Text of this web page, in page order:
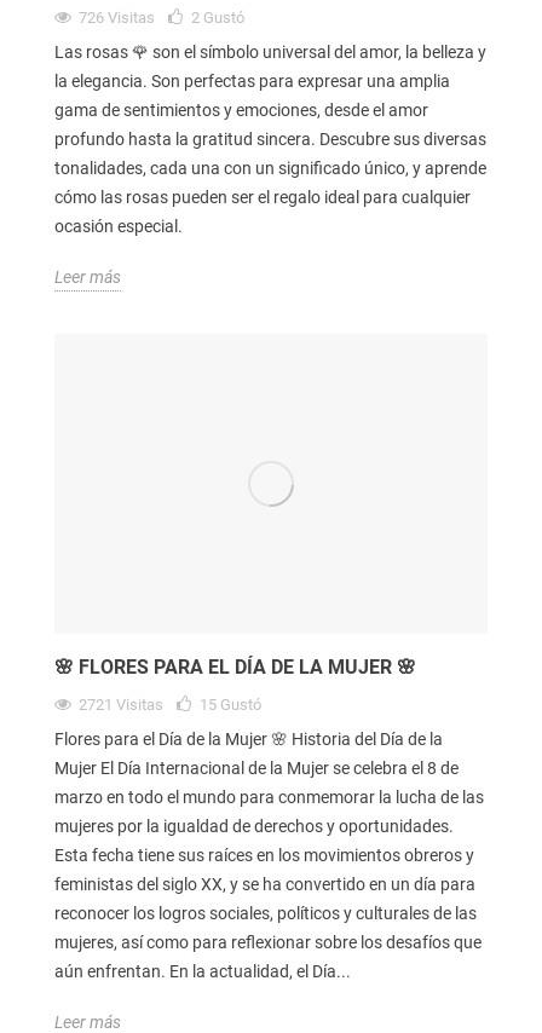
726 Visitas 2 Gustó
Las rosas 🌹 son el símbolo universal del amor, la belleza y
la elegancia. Son perfectas para expresar una amplia
gama de sentimientos y emociones, desde el amor
profundo hasta la gratitud sincera. Descubre sus diversas
tonalidades, cada una con un significado único, y aprende
cómo las rosas pueden ser el regalo ideal para cualquier
ocasión especial.
Leer más
🌸 FLORES PARA EL DÍA DE LA MUJER 🌸
2721 Visitas 15 Gustó
Flores para el Día de la Mujer 🌸 Historia del Día de la
Mujer El Día Internacional de la Mujer se celebra el 8 de
marzo en todo el mundo para conmemorar la lucha de las
mujeres por la igualdad de derechos y oportunidades.
Esta fecha tiene sus raíces en los movimientos obreros y
feministas del siglo XX, y se ha convertido en un día para
reconocer los logros sociales, políticos y culturales de las
mujeres, así como para reflexionar sobre los desafíos que
aún enfrentan. En la actualidad, el Día...
Leer más